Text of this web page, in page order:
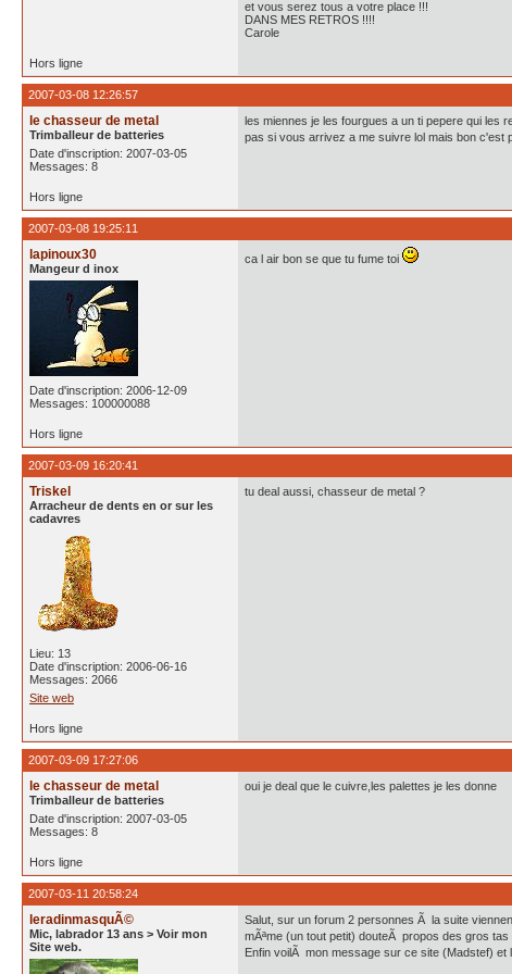
et vous serez tous a votre place !!!
DANS MES RETROS !!!!
Carole
Hors ligne
2007-03-08 12:26:57
le chasseur de metal
Trimballeur de batteries
Date d'inscription: 2007-03-05
Messages: 8
les miennes je les fourgues a un ti pepere qui les
pas si vous arrivez a me suivre lol mais bon c'est
Hors ligne
2007-03-08 19:25:11
lapinoux30
Mangeur d inox
Date d'inscription: 2006-12-09
Messages: 100000088
ca l air bon se que tu fume toi
Hors ligne
2007-03-09 16:20:41
Triskel
Arracheur de dents en or sur les
cadavres
Lieu: 13
Date d'inscription: 2006-06-16
Messages: 2066
Site web
tu deal aussi, chasseur de metal ?
Hors ligne
2007-03-09 17:27:06
le chasseur de metal
Trimballeur de batteries
Date d'inscription: 2007-03-05
Messages: 8
oui je deal que le cuivre,les palettes je les donne
Hors ligne
2007-03-11 20:58:24
leradinmasquÃ©
Mic, labrador 13 ans > Voir mon
Site web.
Salut, sur un forum 2 personnes Ã la suite
mÃªme (un tout petit) douteÃ propos des gros
Enfin voilÃ mon message sur ce site (Madstef)